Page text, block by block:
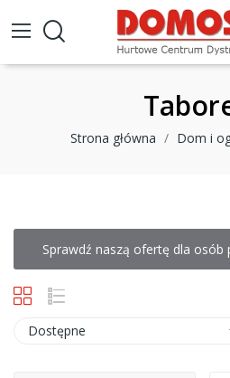
Strona główna Dom i
Sprawdź naszą ofertę dla osób
Dostępne